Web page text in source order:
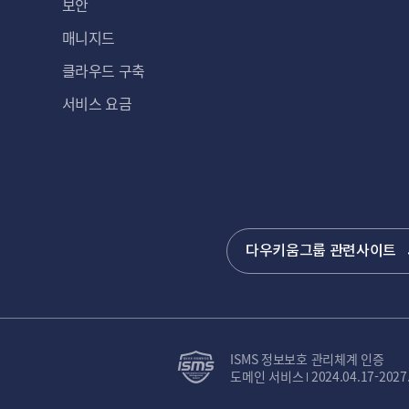
보안
매니지드
클라우드 구축
서비스 요금
다우키움그룹 관련사이트
ISMS 정보보호 관리체계 인증
도메인 서비스 2024.04.17-